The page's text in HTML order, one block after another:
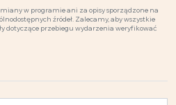
w programie ani za opisy sporządzone na
źródeł. Zalecamy, aby wszystkie
dotyczące przebiegu wydarzenia weryfikować